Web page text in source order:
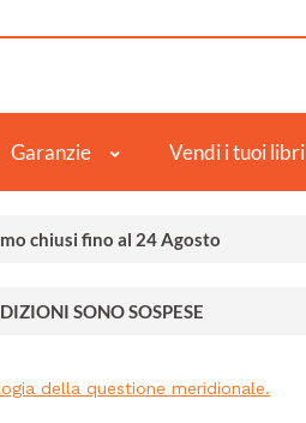
Garanzie Vendi i tuoi libri
chiusi fino al 24 Agosto
SONO SOSPESE
della questione meridionale.